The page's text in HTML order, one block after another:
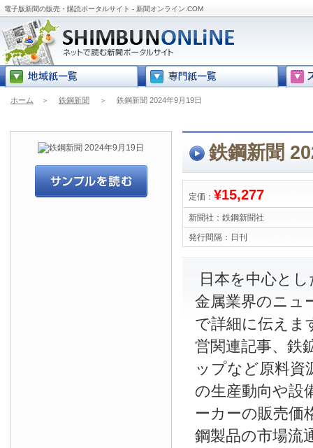
電子版新聞の販売・購読ポータルサイト - 新聞オンライン.COM
ホーム ＞ 鉄鋼新聞 ＞ 鉄鋼新聞 2024年9月19日
鉄鋼新聞
定価： ¥15,277
新聞社： 鉄鋼新聞社
発行間隔： 日刊
日本を中心と
金属業界のニュ
で詳細に伝えま
営関連記事、鉄
ップなど原料資
の生産動向や設
ーカーの販売価
鋼製品の市場流